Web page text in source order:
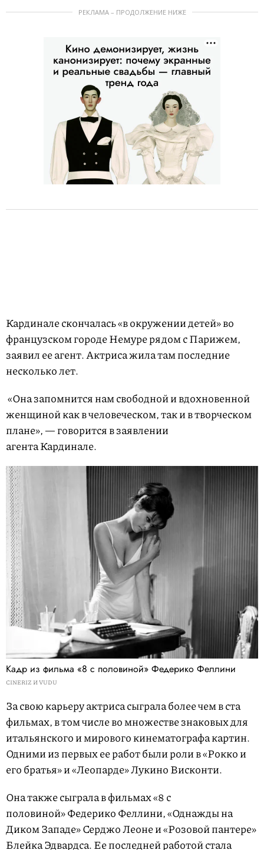
РЕКЛАМА – ПРОДОЛЖЕНИЕ НИЖЕ
Кардинале скончалась «в окружении детей» во
французском городе Немуре рядом с Парижем,
заявил ее агент. Актриса жила там последние
несколько лет.
«Она запомнится нам свободной и вдохновенной
женщиной как в человеческом, так и в творческом
плане», — говорится в заявлении
агента Кардинале.
Кадр из фильма «8 с половиной» Федерико Феллини
CINERIZ И VUDU
За свою карьеру актриса сыграла более чем в ста
фильмах, в том числе во множестве знаковых для
итальянского и мирового кинематографа картин.
Одними из первых ее работ были роли в «Рокко и
его братья» и «Леопарде» Лукино Висконти.
Она также сыграла в фильмах «8 с
половиной» Федерико Феллини, «Однажды на
Диком Западе» Серджо Леоне и «Розовой пантере»
Блейка Эдвардса. Ее последней работой стала